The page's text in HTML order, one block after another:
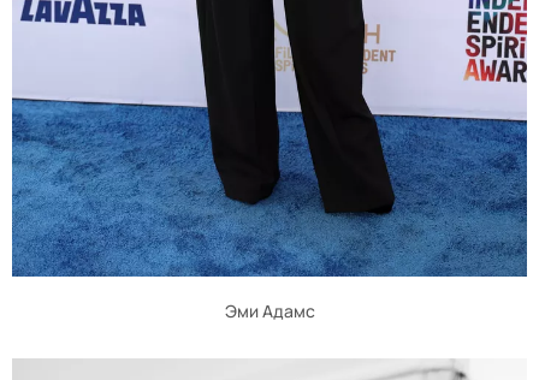
Эми Адамс